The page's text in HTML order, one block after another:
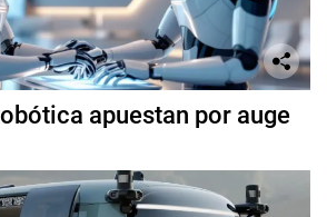
apuestan por auge